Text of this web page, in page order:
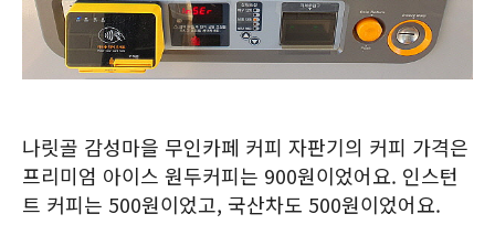
나릿골 감성마을 무인카페 커피 자판기의 커피 가격은
프리미엄 아이스 원두커피는 900원이었어요. 인스턴
트 커피는 500원이었고, 국산차도 500원이었어요.